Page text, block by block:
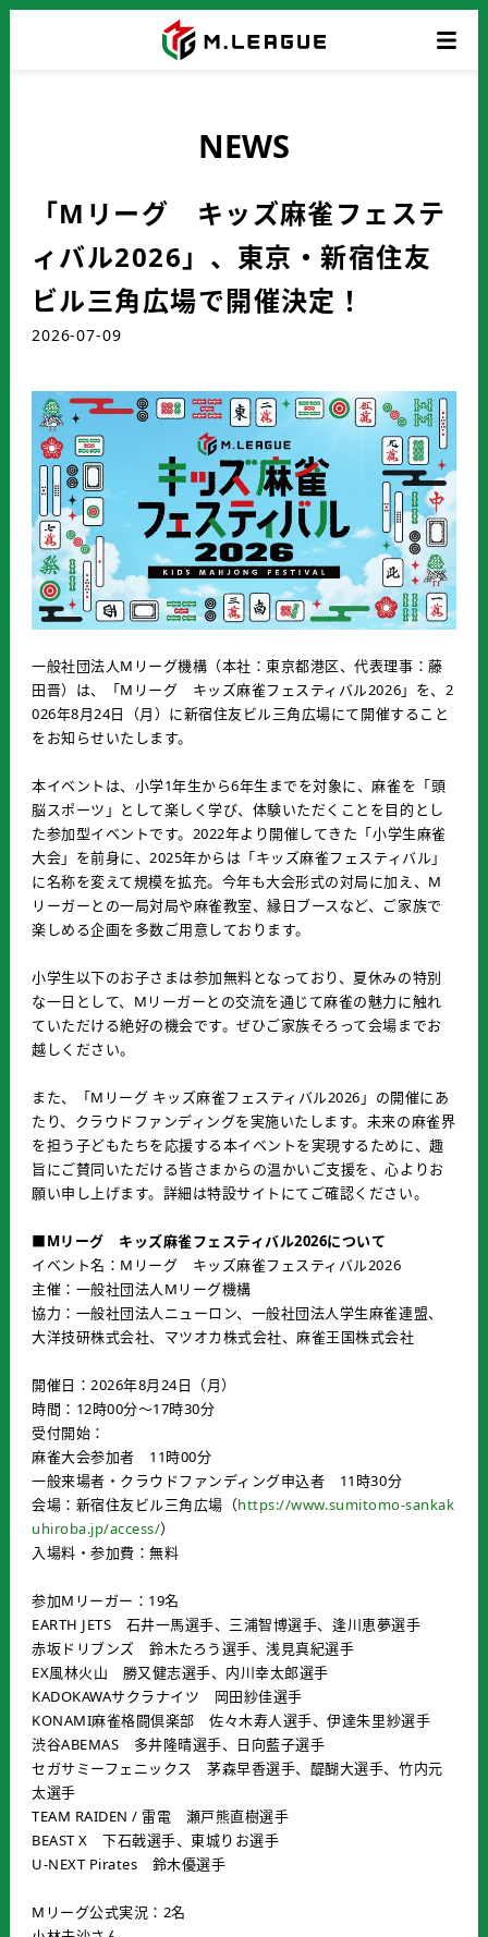
NEWS
「Mリーグ キッズ麻雀フェステ
ィバル2026」、東京・新宿住友
ビル三角広場で開催決定！
2026-07-09
一般社団法人Mリーグ機構（本社：東京都港区、代表理事：藤
田晋）は、「Mリーグ キッズ麻雀フェスティバル2026」を、2
026年8月24日（月）に新宿住友ビル三角広場にて開催すること
をお知らせいたします。
本イベントは、小学1年生から6年生までを対象に、麻雀を「頭
脳スポーツ」として楽しく学び、体験いただくことを目的とし
た参加型イベントです。2022年より開催してきた「小学生麻雀
大会」を前身に、2025年からは「キッズ麻雀フェスティバル」
に名称を変えて規模を拡充。今年も大会形式の対局に加え、M
リーガーとの一局対局や麻雀教室、縁日ブースなど、ご家族で
楽しめる企画を多数ご用意しております。
小学生以下のお子さまは参加無料となっており、夏休みの特別
な一日として、Mリーガーとの交流を通じて麻雀の魅力に触れ
ていただける絶好の機会です。ぜひご家族そろって会場までお
越しください。
また、「Mリーグ キッズ麻雀フェスティバル2026」の開催にあ
たり、クラウドファンディングを実施いたします。未来の麻雀界
を担う子どもたちを応援する本イベントを実現するために、趣
旨にご賛同いただける皆さまからの温かいご支援を、心よりお
願い申し上げます。詳細は特設サイトにてご確認ください。
■Mリーグ キッズ麻雀フェスティバル2026について
イベント名：Mリーグ キッズ麻雀フェスティバル2026
主催：一般社団法人Mリーグ機構
協力：一般社団法人ニューロン、一般社団法人学生麻雀連盟、
大洋技研株式会社、マツオカ株式会社、麻雀王国株式会社
開催日：2026年8月24日（月）
時間：12時00分～17時30分
受付開始：
麻雀大会参加者 11時00分
一般来場者・クラウドファンディング申込者 11時30分
会場：新宿住友ビル三角広場（https://www.sumitomo-sankak
uhiroba.jp/access/）
入場料・参加費：無料
参加Mリーガー：19名
EARTH JETS 石井一馬選手、三浦智博選手、逢川恵夢選手
赤坂ドリブンズ 鈴木たろう選手、浅見真紀選手
EX風林火山 勝又健志選手、内川幸太郎選手
KADOKAWAサクラナイツ 岡田紗佳選手
KONAMI麻雀格闘倶楽部 佐々木寿人選手、伊達朱里紗選手
渋谷ABEMAS 多井隆晴選手、日向藍子選手
セガサミーフェニックス 茅森早香選手、醍醐大選手、竹内元
太選手
TEAM RAIDEN / 雷電 瀬戸熊直樹選手
BEAST X 下石戟選手、東城りお選手
U-NEXT Pirates 鈴木優選手
Mリーグ公式実況：2名